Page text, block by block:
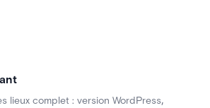
lieux complet : version WordPress,